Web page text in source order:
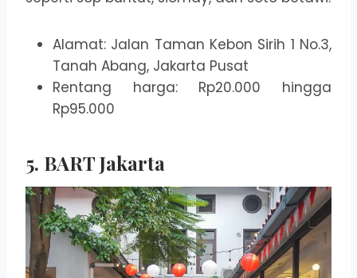
Alamat: Jalan Taman Kebon Sirih 1 No.3,
Tanah Abang, Jakarta Pusat
Rentang harga: Rp20.000 hingga
Rp95.000
5. BART Jakarta